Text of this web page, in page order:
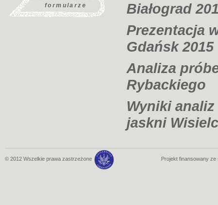
formularze
Białograd
Prezentacja
Gdańsk 2015
Analiza
Rybackiego
Wyniki
jaskni
© 2012 Wszelkie prawa zastrzeżone Projekt finansowany